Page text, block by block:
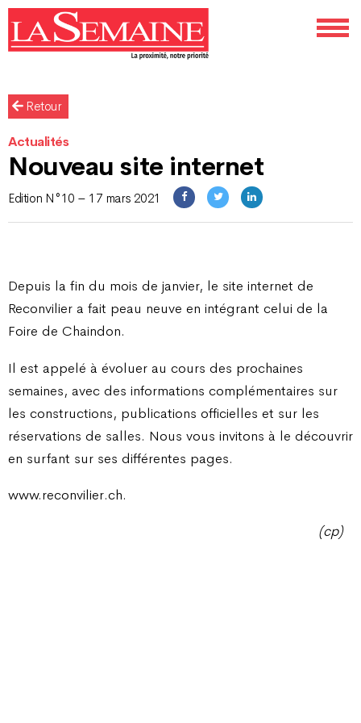
Retour
Actualités
Nouveau site internet
Edition N°10 – 17 mars 2021
Depuis la fin du mois de janvier, le site internet de
Reconvilier a fait peau neuve en intégrant celui de la
Foire de Chaindon.
Il est appelé à évoluer au cours des prochaines
semaines, avec des informations complémentaires sur
les constructions, publications officielles et sur les
réservations de salles. Nous vous invitons à le découvrir
en surfant sur ses différentes pages.
www.reconvilier.ch.
(cp)